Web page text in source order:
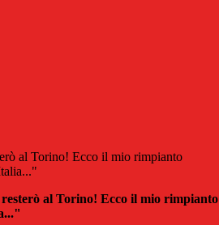
al Torino! Ecco il mio rimpianto
al Torino! Ecco il mio rimpianto